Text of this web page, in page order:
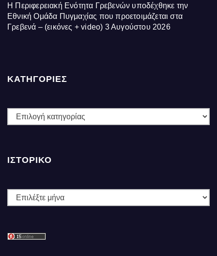
Η Περιφερειακή Ενότητα Γρεβενών υποδέχθηκε την
Εθνική Ομάδα Πυγμαχίας που προετοιμάζεται στα
Γρεβενά – (εικόνες + video) 3 Αυγούστου 2026
ΚΑΤΗΓΟΡΙΕΣ
ΚΑΤΗΓΟΡΙΕΣ
ΙΣΤΟΡΙΚΌ
Ιστορικό